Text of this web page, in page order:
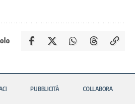
PUBBLICITÀ COLLABORA